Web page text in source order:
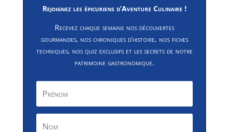
Rejoignez les épicuriens d’Aventure Culinaire !
Recevez chaque semaine nos découvertes
gourmandes, nos chroniques d’histoire, nos fiches
techniques, nos quiz exclusifs et les secrets de notre
patrimoine gastronomique.